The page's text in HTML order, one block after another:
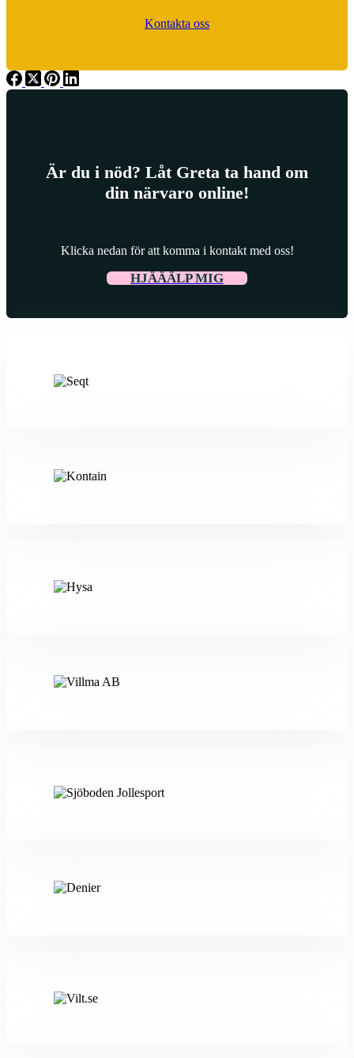
Kontakta oss
Är du i nöd? Låt Greta ta hand om
din närvaro online!
Klicka nedan för att komma i kontakt med oss!
HJÄÄÄLP MIG